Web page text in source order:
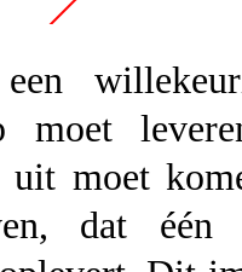
een
moet
moet
dat